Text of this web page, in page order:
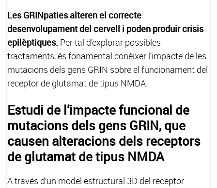
Les GRINpaties alteren el correcte
desenvolupament del cervell i poden produir crisis
epilèptiques. Per tal d’explorar possibles
tractaments, és fonamental conèixer l’impacte de les
mutacions dels gens GRIN sobre el funcionament del
receptor de glutamat de tipus NMDA.
Estudi de l’impacte funcional de
mutacions dels gens GRIN, que
causen alteracions dels receptors
de glutamat de tipus NMDA
A través d’un model estructural 3D del receptor